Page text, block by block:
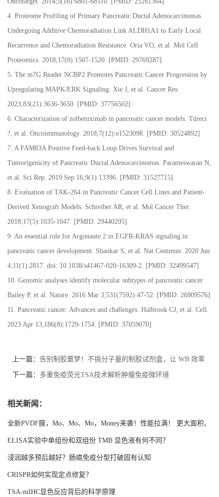
4. Proteome Profiling of Primary Pancreatic Ductal Adenocarcinomas
Undergoing Additive Chemoradiation Link ALDH1A1 to Early Local
Recurrence and Chemoradiation Resistance. Oria VO, et al. Mol Cell
Proteomics. 2018;17(8):1507-1520. [PMID: 29769287]
5. The m7G Reader NCBP2 Promotes Pancreatic Cancer Progression by
Upregulating MAPK/ERK Signaling. Xie J, et al. Cancer Res.
2023;83(21):3636-3650. [PMID: 37756502]
6. Characterization of zolbetuximab in pancreatic cancer models. Türeci
?, et al. Oncoimmunology. 2018;7(12):e1523098. [PMID: 30524892]
7. A FAM83A Positive Feed-back Loop Drives Survival and
Tumorigenicity of Pancreatic Ductal Adenocarcinomas. Parameswaran N,
et al. Sci Rep. 2019 Sep 16;9(1):13396. [PMID: 31527715]
8. Evaluation of TAK-264 in Pancreatic Cancer Cell Lines and Patient-
Derived Xenograft Models. Schreiber AR, et al. Mol Cancer Ther.
2018;17(5):1035-1047. [PMID: 29440295]
9. An essential role for Argonaute 2 in EGFR-KRAS signaling in
pancreatic cancer development. Shankar S, et al. Nat Commun. 2020 Jun
4;11(1):2817. doi: 10.1038/s41467-020-16309-2. [PMID: 32499547]
10. Genomic analyses identify molecular subtypes of pancreatic cancer.
Bailey P, et al. Nature. 2016 Mar 3;531(7592):47-52. [PMID: 26909576]
11. Pancreatic cancer: Advances and challenges. Halbrook CJ, et al. Cell.
2023 Apr 13;186(8):1729-1754. [PMID: 37059070]
上一篇： 告别制胶噩梦！不挑分子量的制胶试剂盒，让 WB 效率
翻倍
下一篇： 多重免疫荧光TSA技术解析肿瘤免疫微环境
相关新闻：
全新PVDF膜，Mo、Mo、Mo，Money来袭！性能拉满！ 更大面积、
更强吸附！
ELISA实验中单组份和双组份 TMB 显色液有何不同？
浸润越多预后越好？肠癌免疫分型打破固有认知
CRISPR如何实现定点修复？
TSA-mIHC显色反应背后的科学原理